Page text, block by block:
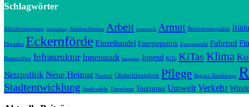
Schlagwörter
Abfallentsorgung Abschiebung Antifaschismus Arbeit Arbeitsrecht Armut Behindertenpolitik
Digitales Eckernförde Einzelhandel Energiepolitik Europawahl Fahrrad
Homeoffice Infrastruktur Innenstadt Integration Jugend KiTa KiTas Klima
Netzpolitik Neue Heimat Nortorf Obdachlosigkeit Pflege Region Rendsburg
Stadtentwicklung Stadtradeln Tierschutz Tourismus Umwelt Verkehr